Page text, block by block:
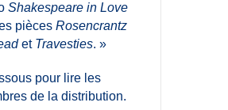
Shakespeare in Love
pièces Rosencrantz
et Travesties. »
pour lire les
de la distribution.